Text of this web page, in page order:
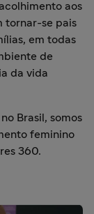
aos
tornar-se pais
em todas
de
da vida
Brasil, somos
feminino
360.